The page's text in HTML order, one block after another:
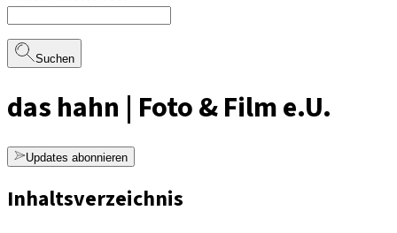
Suchen
das hahn | Foto & Film e.U.
Updates abonnieren
Inhaltsverzeichnis